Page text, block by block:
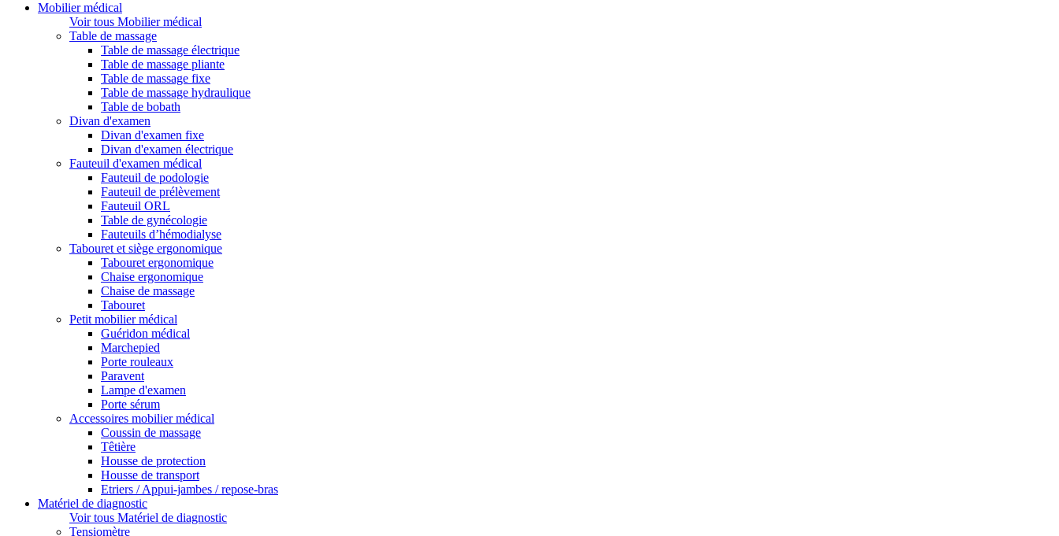
Mobilier médical
Voir tous Mobilier médical
Table de massage
Table de massage électrique
Table de massage pliante
Table de massage fixe
Table de massage hydraulique
Table de bobath
Divan d'examen
Divan d'examen fixe
Divan d'examen électrique
Fauteuil d'examen médical
Fauteuil de podologie
Fauteuil de prélèvement
Fauteuil ORL
Table de gynécologie
Fauteuils d’hémodialyse
Tabouret et siège ergonomique
Tabouret ergonomique
Chaise ergonomique
Chaise de massage
Tabouret
Petit mobilier médical
Guéridon médical
Marchepied
Porte rouleaux
Paravent
Lampe d'examen
Porte sérum
Accessoires mobilier médical
Coussin de massage
Têtière
Housse de protection
Housse de transport
Etriers / Appui-jambes / repose-bras
Matériel de diagnostic
Voir tous Matériel de diagnostic
Tensiomètre